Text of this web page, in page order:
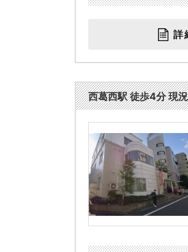
詳
西葛西駅 徒歩4分 現